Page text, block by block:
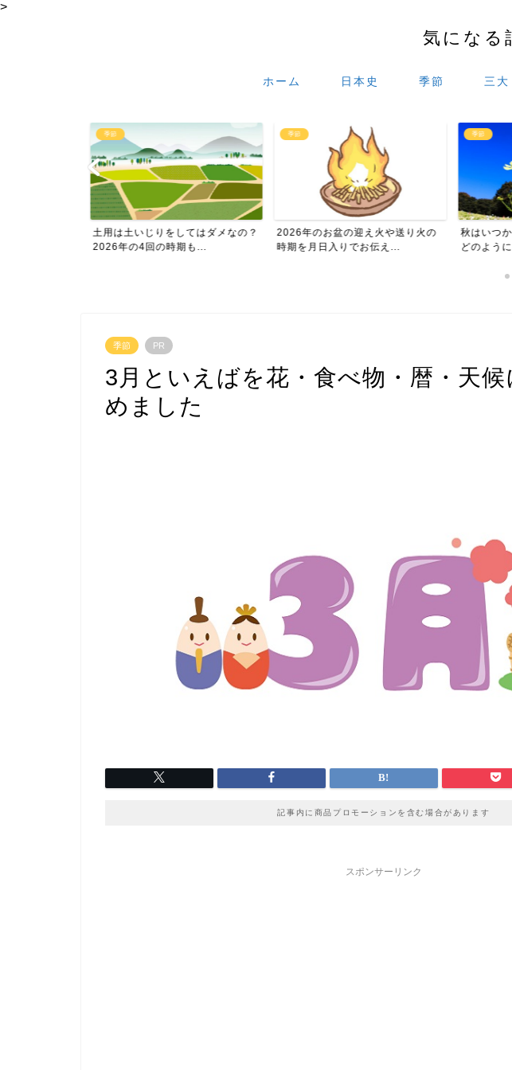
>
気になる
ホーム 日本史 季節 三大
季節
土用は土いじりをしてはダメなの？
2026年の4回の時期も...
季節
2026年のお盆の迎え火や送り火の
時期を月日入りでお伝え...
季節
秋はいつか
どのように
季節 PR
3月といえばを花・食べ物・暦・天候
めました
記事内に商品プロモーションを含む場合があります
スポンサーリンク